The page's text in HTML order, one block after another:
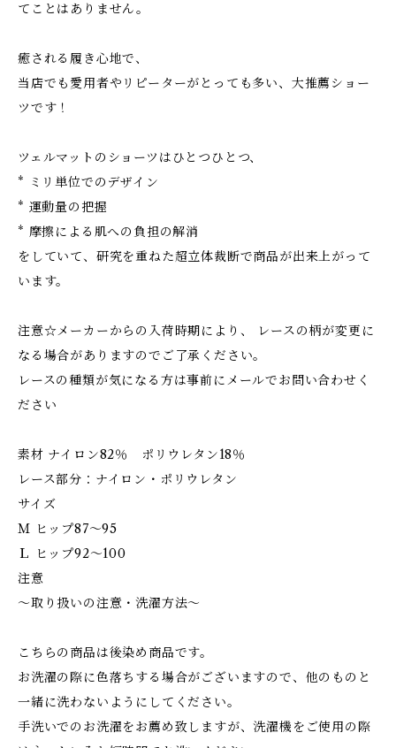
てことはありません。
癒される履き心地で、
当店でも愛用者やリピーターがとっても多い、大推薦ショー
ツです！
ツェルマットのショーツはひとつひとつ、
* ミリ単位でのデザイン
* 運動量の把握
* 摩擦による肌への負担の解消
をしていて、研究を重ねた超立体裁断で商品が出来上がって
います。
注意☆メーカーからの入荷時期により、 レースの柄が変更に
なる場合がありますのでご了承ください。
レースの種類が気になる方は事前にメールでお問い合わせく
ださい
素材 ナイロン82％ ポリウレタン18％
レース部分：ナイロン・ポリウレタン
サイズ
Ｍ ヒップ87～95
Ｌ ヒップ92～100
注意
～取り扱いの注意・洗濯方法～
こちらの商品は後染め商品です。
お洗濯の際に色落ちする場合がございますので、他のものと
一緒に洗わないようにしてください。
手洗いでのお洗濯をお薦め致しますが、洗濯機をご使用の際